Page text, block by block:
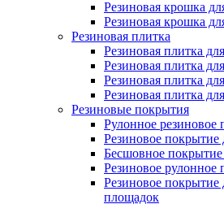
Резиновая крошка
Резиновая крошка
Резиновая плитка
Резиновая плитка
Резиновая плитка
Резиновая плитка
Резиновая плитка
Резиновые покрытия
Рулонное резиновое
Резиновое покрытие
Бесшовное
Резиновое рулонное
Резиновое
площадок